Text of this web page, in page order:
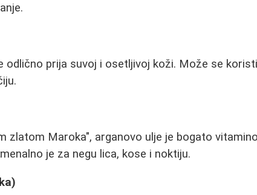
odlično prija suvoj i osetljivoj koži. Može se
zlatom Maroka", arganovo ulje je bogato
je za negu lica, kose i noktiju.